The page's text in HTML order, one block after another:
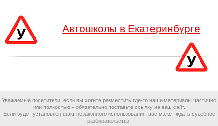
Автошколы в Екатеринбурге
Уважаемые посетители, если вы хотите разместить где-то наши материалы частично
или полностью – обязательно поставьте ссылку на наш сайт.
Если будет установлен факт незаконного использования, вас может ждать судебное
разбирательство.